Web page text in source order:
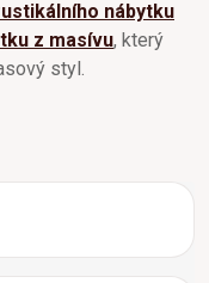
nábytku
z masívu, který
styl.